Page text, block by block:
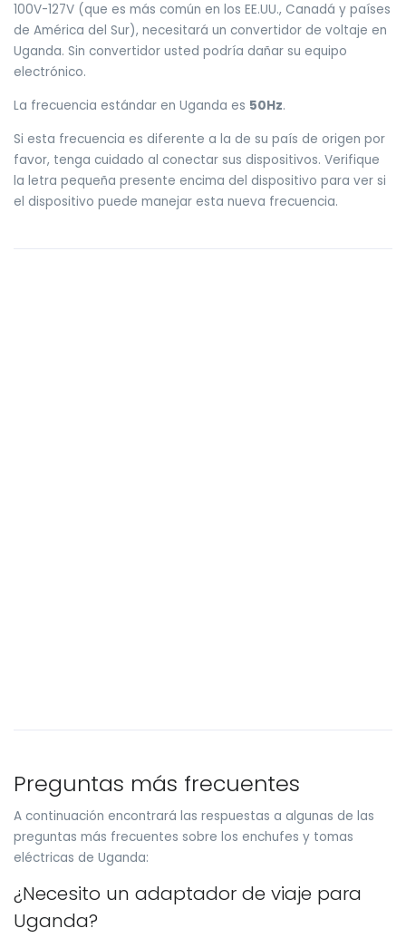
100V-127V (que es más común en los EE.UU., Canadá y países
de América del Sur), necesitará un convertidor de voltaje en
Uganda. Sin convertidor usted podría dañar su equipo
electrónico.
La frecuencia estándar en Uganda es 50Hz.
Si esta frecuencia es diferente a la de su país de origen por
favor, tenga cuidado al conectar sus dispositivos. Verifique
la letra pequeña presente encima del dispositivo para ver si
el dispositivo puede manejar esta nueva frecuencia.
Preguntas más frecuentes
A continuación encontrará las respuestas a algunas de las
preguntas más frecuentes sobre los enchufes y tomas
eléctricas de Uganda:
¿Necesito un adaptador de viaje para
Uganda?